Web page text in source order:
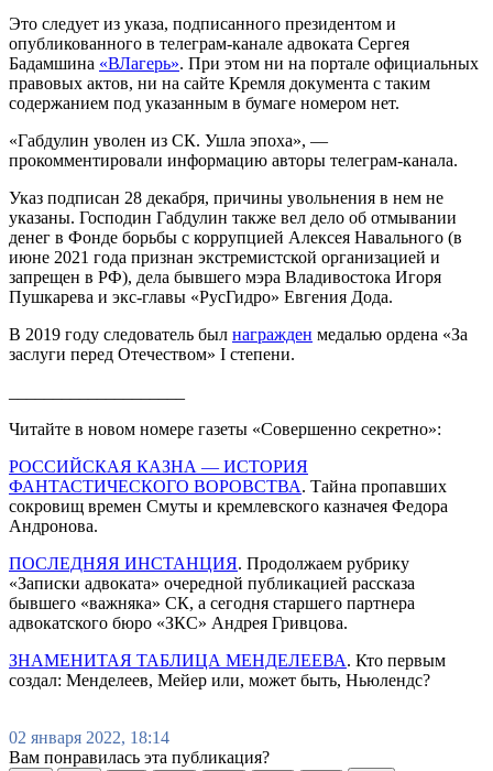
Это следует из указа, подписанного президентом и
опубликованного в телеграм-канале адвоката Сергея
Бадамшина «ВЛагерь». При этом ни на портале официальных
правовых актов, ни на сайте Кремля документа с таким
содержанием под указанным в бумаге номером нет.
«Габдулин уволен из СК. Ушла эпоха», —
прокомментировали информацию авторы телеграм-канала.
Указ подписан 28 декабря, причины увольнения в нем не
указаны. Господин Габдулин также вел дело об отмывании
денег в Фонде борьбы с коррупцией Алексея Навального (в
июне 2021 года признан экстремистской организацией и
запрещен в РФ), дела бывшего мэра Владивостока Игоря
Пушкарева и экс-главы «РусГидро» Евгения Дода.
В 2019 году следователь был награжден медалью ордена «За
заслуги перед Отечеством» I степени.
Читайте в новом номере газеты «Совершенно секретно»:
РОССИЙСКАЯ КАЗНА — ИСТОРИЯ
ФАНТАСТИЧЕСКОГО ВОРОВСТВА. Тайна пропавших
сокровищ времен Смуты и кремлевского казначея Федора
Андронова.
ПОСЛЕДНЯЯ ИНСТАНЦИЯ. Продолжаем рубрику
«Записки адвоката» очередной публикацией рассказа
бывшего «важняка» СК, а сегодня старшего партнера
адвокатского бюро «ЗКС» Андрея Гривцова.
ЗНАМЕНИТАЯ ТАБЛИЦА МЕНДЕЛЕЕВА. Кто первым
создал: Менделеев, Мейер или, может быть, Ньюлендс?
02 января 2022, 18:14
Вам понравилась эта публикация?